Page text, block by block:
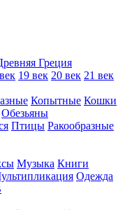
Греция
19 век 20 век 21 век
Копытные Кошки
Обезьяны
Птицы Ракообразные
Музыка Книги
Одежда